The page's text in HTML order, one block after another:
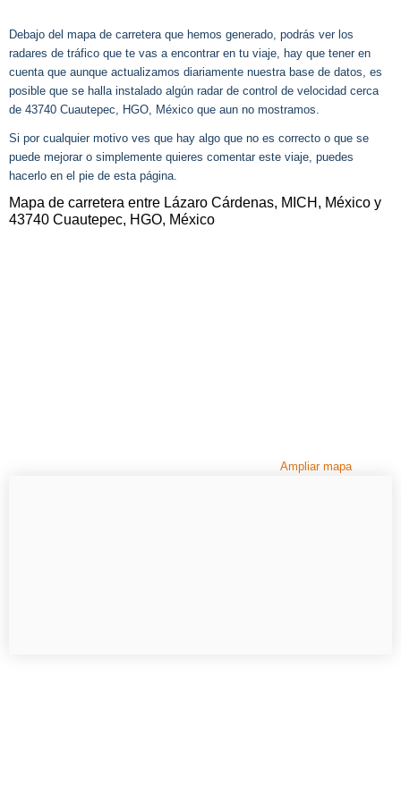
Debajo del mapa de carretera que hemos generado, podrás ver los
radares de tráfico que te vas a encontrar en tu viaje, hay que tener en
cuenta que aunque actualizamos diariamente nuestra base de datos, es
posible que se halla instalado algún radar de control de velocidad cerca
de 43740 Cuautepec, HGO, México que aun no mostramos.
Si por cualquier motivo ves que hay algo que no es correcto o que se
puede mejorar o simplemente quieres comentar este viaje, puedes
hacerlo en el pie de esta página.
Mapa de carretera entre Lázaro Cárdenas, MICH, México y
43740 Cuautepec, HGO, México
Ampliar mapa